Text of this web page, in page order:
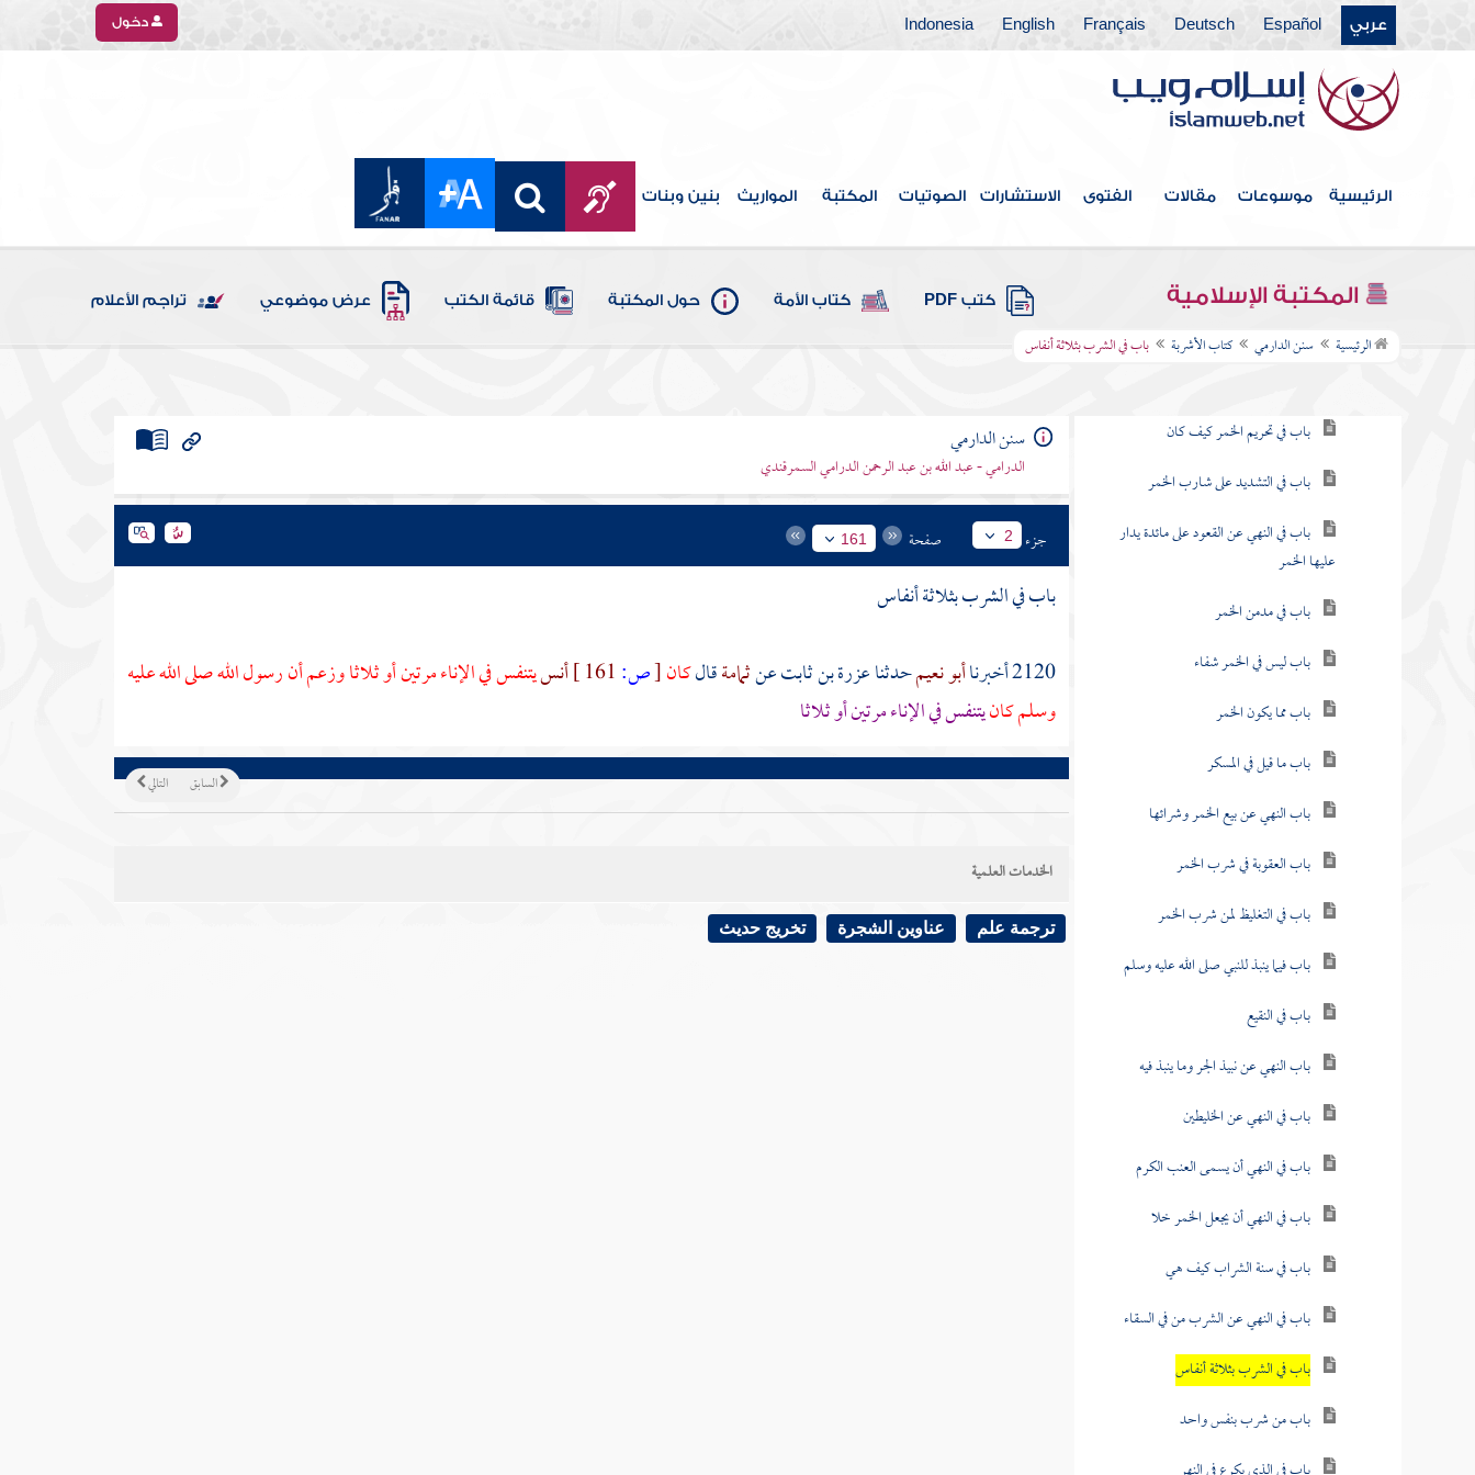
عربي Español
Deutsch
Français
English
Indonesia دخول
الرئيسية موسوعات مقالات الفتوى الاستشارات الصوتيات المكتبة المواريث بنين وبنات
المكتبة الإسلامية كتب PDF كتاب الأمة حول المكتبة قائمة الكتب عرض موضوعي تراجم الأعلام
الرئيسية سنن الدارمي كتاب الأشربة باب في الشرب بثلاثة أنفاس
كتاب الزكاة
كتاب الصوم
كتاب المناسك
كتاب الأضاحي
كتاب الصيد
كتاب الأطعمة
كتاب الأشربة
باب في تحريم الخمر كيف كان
باب في التشديد على شارب الخمر
باب في النهي عن القعود على مائدة يدار
عليها الخمر
باب في مدمن الخمر
باب ليس في الخمر شفاء
باب مما يكون الخمر
باب ما قيل في المسكر
باب النهي عن بيع الخمر وشرائها
باب العقوبة في شرب الخمر
باب في التغليظ لمن شرب الخمر
باب فيما ينبذ للنبي صلى الله عليه وسلم
باب في النقيع
باب النهي عن نبيذ الجر وما ينبذ فيه
باب في النهي عن الخليطين
باب في النهي أن يسمى العنب الكرم
باب في النهي أن يجعل الخمر خلا
باب في سنة الشراب كيف هي
باب في النهي عن الشرب من في السقاء
باب في الشرب بثلاثة أنفاس
باب من شرب بنفس واحد
سنن الدارمي
الدرامي - عبد الله بن عبد الرحمن الدرامي السمرقندي
جزء 2 صفحة 161
باب في الشرب بثلاثة أنفاس
2120 أخبرنا
أبو نعيمحدثناعزرة بن ثابتعنثمامةقالكان[ص: أنسيتنفس في الإناء مرتين أو ثلاثا وزعم أن رسول الله صلى الله عليه
وسلم كانيتنفس في الإناء مرتين أو ثلاثا
التالي السابق
الخدمات العلمية
ترجمة علم عناوين الشجرة تخريج حديث